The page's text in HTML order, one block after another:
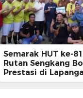
Semarak HUT ke-
Rutan Sengkang
Prestasi di
Merdeka